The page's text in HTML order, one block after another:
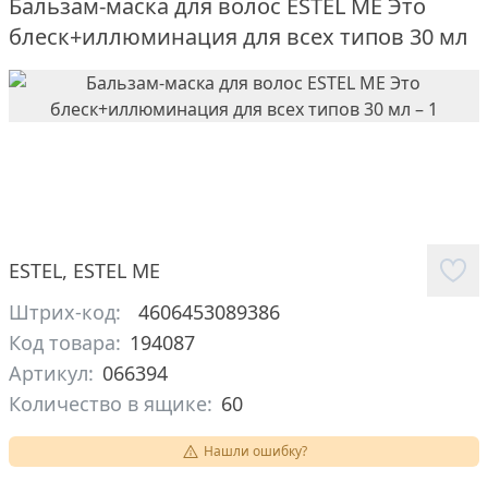
Бальзам-маска для волос ESTEL ME Это
блеск+иллюминация для всех типов 30 мл
ESTEL, ESTEL ME
Штрих-код:
4606453089386
Код товара: 194087
Артикул: 066394
Количество в ящике: 60
Нашли ошибку?